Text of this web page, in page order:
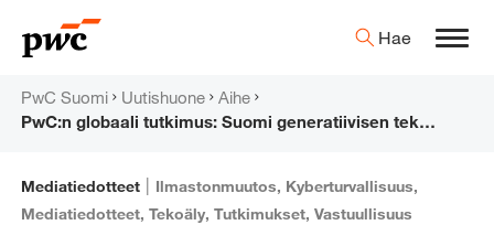
sisältöön
PwC:n
Hae
PwC Suomi Uutishuone
Aihe
PwC:n globaali tutkimus: Suomi generatiivisen tekoälyn kärkimaita
Mediatiedotteet | Ilmastonmuutos, Kyberturvallisuus,
Mediatiedotteet,Tekoäly,Tutkimukset,Vastuullisuus